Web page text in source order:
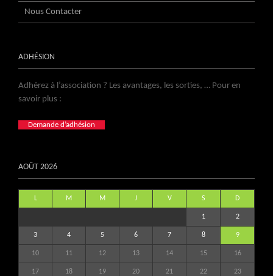
Nous Contacter
ADHÉSION
Adhérez à l’association ? Les avantages, les sorties, … Pour en
savoir plus :
Demande d’adhésion
AOÛT 2026
L M M J V S D
1 2
3 4 5 6 7 8 9
10 11 12 13 14 15 16
17 18 19 20 21 22 23